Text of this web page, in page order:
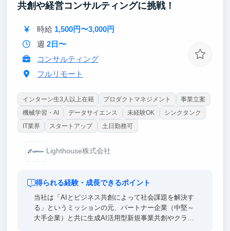
【学業や学生生活との両立応援】
能です。
お待ちしています！
共創や経営コンサルティングに挑戦！
時給 1,500円〜3,000円
週 2日〜
コンサルティング
フルリモート
インターン生3人以上在籍 プロダクトマネジメント
事業立案
機械学習・AI
データサイエンス 未経験OK
シンクタンク
IT業界
スタートアップ 土日勤務可
Lighthouse株式会社
得られる経験・成長できるポイント
当社は「AIとビジネス共創によって社会課題を解決す
る」というミッションの元、パートナー企業（中堅～
大手企業）と共に生成AI活用型新規事業共創やクライ